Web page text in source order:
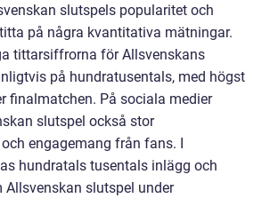
slutspels popularitet och
på några kvantitativa mätningar.
tittarsiffrorna för Allsvenskans
på hundratusentals, med högst
finalmatchen. På sociala medier
slutspel också stor
engagemang från fans. I
hundratals tusentals inlägg och
Allsvenskan slutspel under